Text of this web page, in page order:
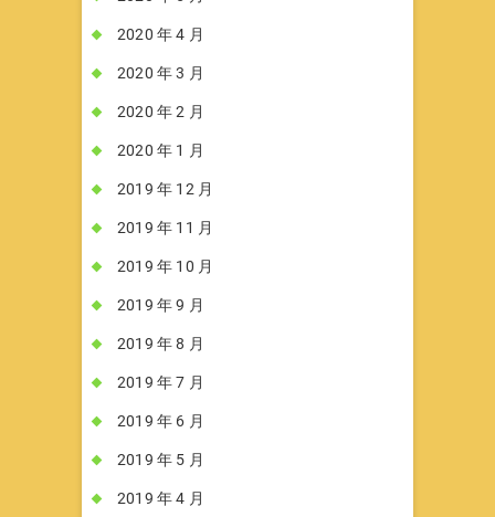
2020 年 4 月
2020 年 3 月
2020 年 2 月
2020 年 1 月
2019 年 12 月
2019 年 11 月
2019 年 10 月
2019 年 9 月
2019 年 8 月
2019 年 7 月
2019 年 6 月
2019 年 5 月
2019 年 4 月